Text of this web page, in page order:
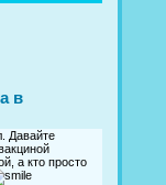
в
Давайте
а кто просто